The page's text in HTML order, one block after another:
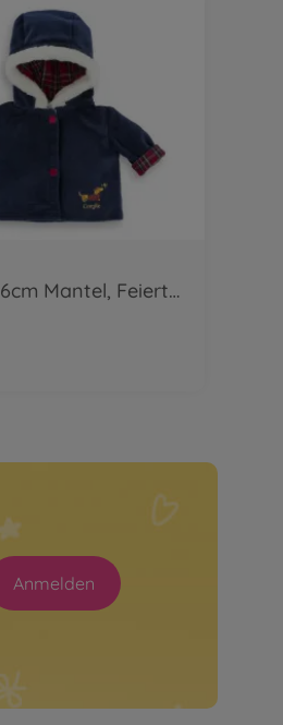
Corolle 36cm Mantel, Feiertage
Anmelden